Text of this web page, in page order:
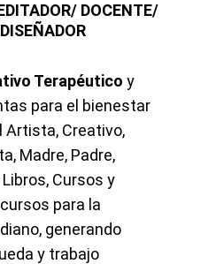
DOCENTE/
Terapéutico y
para el bienestar
Artista, Creativo,
Madre, Padre,
Cursos y
para la
generando
y trabajo